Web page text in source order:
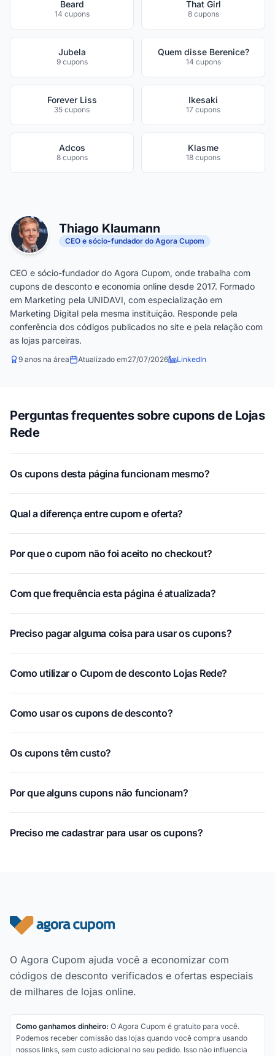
Beard
14 cupons
That Girl
8 cupons
Jubela
9 cupons
Quem disse Berenice?
14 cupons
Forever Liss
35 cupons
Ikesaki
17 cupons
Adcos
8 cupons
Klasme
18 cupons
Thiago Klaumann
CEO e sócio-fundador do Agora Cupom
CEO e sócio-fundador do Agora Cupom, onde trabalha com
cupons de desconto e economia online desde 2017. Formado
em Marketing pela UNIDAVI, com especialização em
Marketing Digital pela mesma instituição. Responde pela
conferência dos códigos publicados no site e pela relação com
as lojas parceiras.
9 anos na área Atualizado em27/07/2026 LinkedIn
Perguntas frequentes sobre cupons de Lojas
Rede
Os cupons desta página funcionam mesmo?
Qual a diferença entre cupom e oferta?
Por que o cupom não foi aceito no checkout?
Com que frequência esta página é atualizada?
Preciso pagar alguma coisa para usar os cupons?
Como utilizar o Cupom de desconto Lojas Rede?
Como usar os cupons de desconto?
Os cupons têm custo?
Por que alguns cupons não funcionam?
Preciso me cadastrar para usar os cupons?
Rodapé do site
O Agora Cupom ajuda você a economizar com
códigos de desconto verificados e ofertas especiais
de milhares de lojas online.
Como ganhamos dinheiro: O Agora Cupom é gratuito para você.
Podemos receber comissão das lojas quando você compra usando
nossos links, sem custo adicional no seu pedido. Isso não influencia